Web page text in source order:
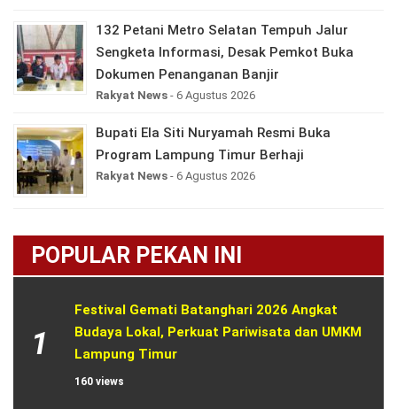
132 Petani Metro Selatan Tempuh Jalur
Sengketa Informasi, Desak Pemkot Buka
Dokumen Penanganan Banjir
Rakyat News - 6 Agustus 2026
Bupati Ela Siti Nuryamah Resmi Buka
Program Lampung Timur Berhaji
Rakyat News - 6 Agustus 2026
POPULAR PEKAN INI
1
Festival Gemati Batanghari 2026 Angkat
Budaya Lokal, Perkuat Pariwisata dan UMKM
Lampung Timur
160 views